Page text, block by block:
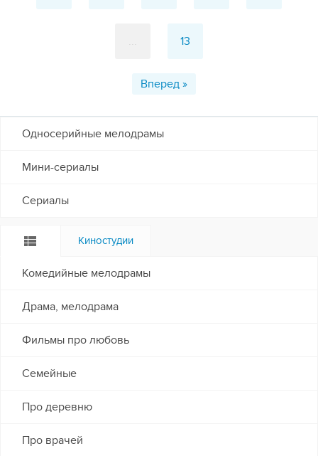
13
Вперед »
Односерийные мелодрамы
Мини-сериалы
Сериалы
Киностудии
Комедийные мелодрамы
Драма, мелодрама
Фильмы про любовь
Семейные
Про деревню
Про врачей